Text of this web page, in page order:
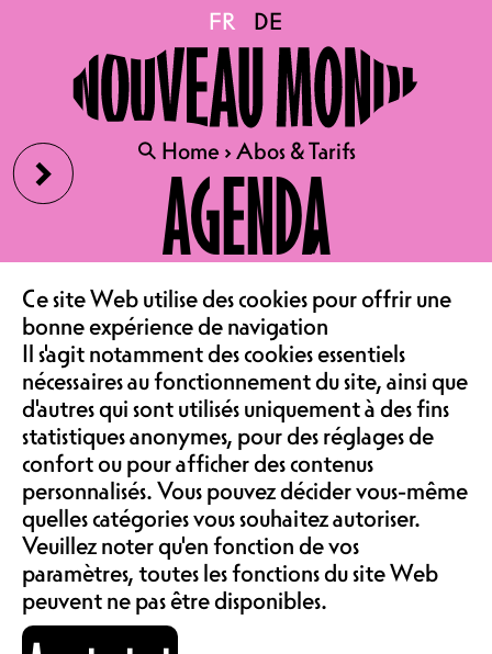
›
FR DE
🔍 Home›Abos & Tarifs
AGENDA
LE CAFÉ
ASSOCIATION &
COMMUNAUTÉ
LOCATIONS
FR DE
🔍 Home›Abos & Tarifs
TARIFS
Notre politique de prix est d'être le
plus accessible pour touxtes. Nous
nous battons pour vous proposer les
prix les plus corrects et que le prix
d’entrée ne soit pas une barrière à la
culture.
Ce site Web utilise des cookies pour offrir une
bonne expérience de navigation
Il s'agit notamment des cookies essentiels
nécessaires au fonctionnement du site, ainsi que
d'autres qui sont utilisés uniquement à des fins
statistiques anonymes, pour des réglages de
confort ou pour afficher des contenus
personnalisés. Vous pouvez décider vous-même
quelles catégories vous souhaitez autoriser.
Veuillez noter qu'en fonction de vos
paramètres, toutes les fonctions du site Web
peuvent ne pas être disponibles.